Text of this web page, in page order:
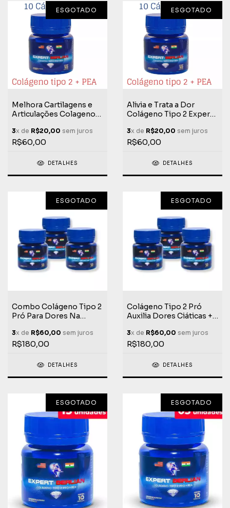
ESGOTADO
Melhora Cartilagens e
Articulações Colageno
Berlian PEA 10 Cápsulas
3x de R$20,00 sem juros
R$60,00
DETALHES
ESGOTADO
Alivia e Trata a Dor
Colágeno Tipo 2 Expert
Cápsulas
3x de R$20,00 sem juros
R$60,00
DETALHES
ESGOTADO
Combo Colágeno Tipo 2
Pró Para Dores Na
Cápsulas
3x de R$60,00 sem juros
R$180,00
DETALHES
ESGOTADO
Colágeno Tipo 2 Pró
Auxilia Dores Ciáticas +
3x de R$60,00 sem juros
R$180,00
DETALHES
ESGOTADO ESGOTADO